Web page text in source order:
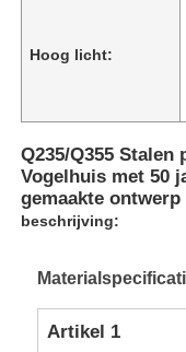
Hoog licht:
Q235/Q355
Vogelhuis met 50
gemaakte ontwerp
beschrijving:
Artikel 1